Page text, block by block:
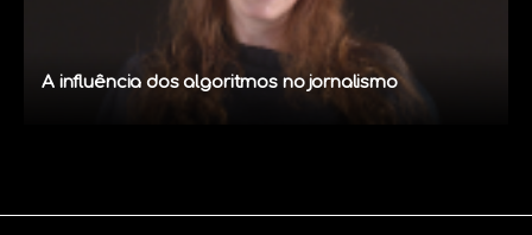
A influência dos algoritmos no jornalismo